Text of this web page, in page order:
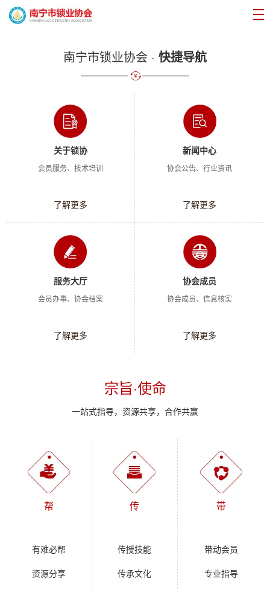
南宁市锁业协会 · 快捷导航
关于锁协
会员服务、技术培训
了解更多
新闻中心
协会公告、行业资讯
了解更多
服务大厅
会员办事、协会档案
了解更多
协会成员
协会成员、信息核实
了解更多
宗旨·使命
一站式指导，资源共享，合作共赢
帮
有难必帮
资源分享
传
传授技能
传承文化
带
带动会员
专业指导